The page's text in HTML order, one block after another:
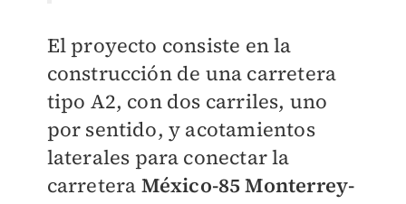
El proyecto consiste en la
construcción de una carretera
tipo A2, con dos carriles, uno
por sentido, y acotamientos
laterales para conectar la
carretera México-85 Monterrey-